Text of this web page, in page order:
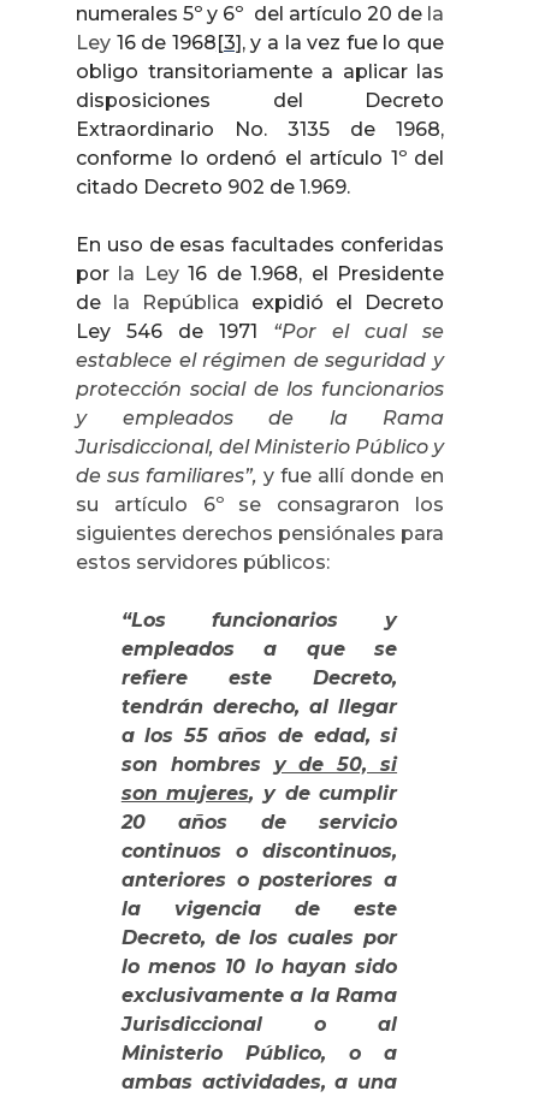
numerales 5º y 6º del artículo 20 de la
Ley 16 de 1968[3], y a la vez fue lo que
obligo transitoriamente a aplicar las
disposiciones del Decreto
Extraordinario No. 3135 de 1968,
conforme lo ordenó el artículo 1º del
citado Decreto 902 de 1.969.
En uso de esas facultades conferidas
por la Ley16 de 1.968, el Presidente
de la República expidió el Decreto
Ley 546 de 1971
“Por el cual se
establece el régimen de seguridad y
protección social de los funcionarios
y empleados de la Rama
Jurisdiccional, del Ministerio Público y
de sus familiares”, y fue allí donde en
su artículo 6º se consagraron los
siguientes derechos pensiónales para
estos servidores públicos:
“Los funcionarios y
empleados a que se
refiere este Decreto,
tendrán derecho, al llegar
a los 55 años de edad, si
son hombres y de 50, si
son mujeres, y de cumplir
20 años de servicio
continuos o discontinuos,
anteriores o posteriores a
la vigencia de este
Decreto, de los cuales por
lo menos 10 lo hayan sido
exclusivamente a la Rama
Jurisdiccionalo al
Ministerio Público, o a
ambas actividades, a una